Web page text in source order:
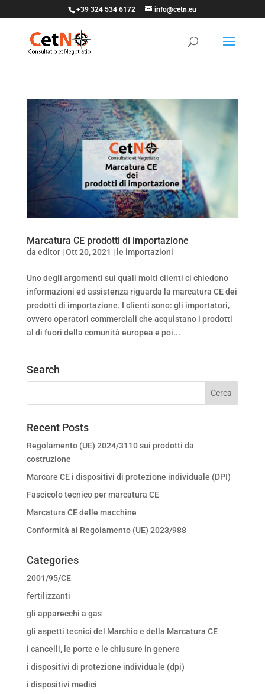
+39 324 534 6172 info@cetn.eu
Marcatura CE prodotti di importazione
da editor|Ott 20, 2021 | le importazioni
Uno degli argomenti sui quali molti clienti ci chiedono
informazioni ed assistenza riguarda la marcatura CE dei
prodotti di importazione. I clienti sono: gli importatori,
ovvero operatori commerciali che acquistano i prodotti
al di fuori della comunità europea e poi...
Search
Recent Posts
Regolamento (UE) 2024/3110 sui prodotti da
costruzione
Marcare CE i dispositivi di protezione individuale (DPI)
Fascicolo tecnico per marcatura CE
Marcatura CE delle macchine
Conformità al Regolamento (UE) 2023/988
Categories
2001/95/CE
fertilizzanti
gli apparecchi a gas
gli aspetti tecnici del Marchio e della Marcatura CE
i cancelli, le porte e le chiusure in genere
i dispositivi di protezione individuale (dpi)
i dispositivi medici